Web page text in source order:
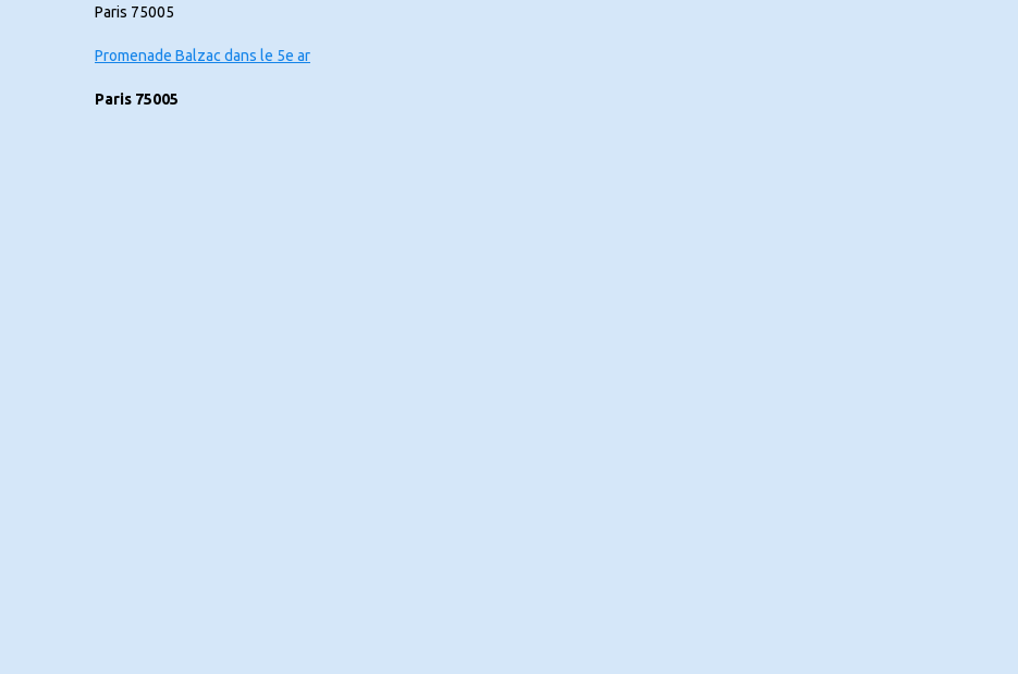
Paris 75005
Promenade Balzac dans le 5e ar
Paris 75005